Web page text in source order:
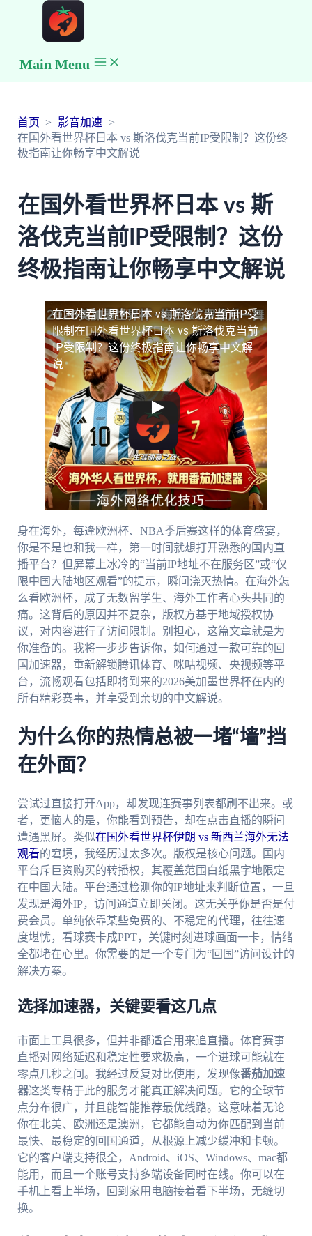
Main Menu
首页
影音加速
在国外看世界杯日本 vs 斯洛伐克当前IP受限制？这份终
极指南让你畅享中文解说
在国外看世界杯日本 vs 斯
洛伐克当前IP受限制？这份
终极指南让你畅享中文解说
在国外看世界杯日本 vs 斯洛伐克当前IP受
限制在国外看世界杯日本 vs 斯洛伐克当前
IP受限制？这份终极指南让你畅享中文解
说
身在海外，每逢欧洲杯、NBA季后赛这样的体育盛宴，
你是不是也和我一样，第一时间就想打开熟悉的国内直
播平台？但屏幕上冰冷的“当前IP地址不在服务区”或“仅
限中国大陆地区观看”的提示，瞬间浇灭热情。在海外怎
么看欧洲杯，成了无数留学生、海外工作者心头共同的
痛。这背后的原因并不复杂，版权方基于地域授权协
议，对内容进行了访问限制。别担心，这篇文章就是为
你准备的。我将一步步告诉你，如何通过一款可靠的回
国加速器，重新解锁腾讯体育、咪咕视频、央视频等平
台，流畅观看包括即将到来的2026美加墨世界杯在内的
所有精彩赛事，并享受到亲切的中文解说。
为什么你的热情总被一堵“墙”挡
在外面？
尝试过直接打开App，却发现连赛事列表都刷不出来。或
者，更恼人的是，你能看到预告，却在点击直播的瞬间
遭遇黑屏。类似在国外看世界杯伊朗 vs 新西兰海外无法
观看的窘境，我经历过太多次。版权是核心问题。国内
平台斥巨资购买的转播权，其覆盖范围白纸黑字地限定
在中国大陆。平台通过检测你的IP地址来判断位置，一旦
发现是海外IP，访问通道立即关闭。这无关乎你是否是付
费会员。单纯依靠某些免费的、不稳定的代理，往往速
度堪忧，看球赛卡成PPT，关键时刻进球画面一卡，情绪
全都堵在心里。你需要的是一个专门为“回国”访问设计的
解决方案。
选择加速器，关键要看这几点
市面上工具很多，但并非都适合用来追直播。体育赛事
直播对网络延迟和稳定性要求极高，一个进球可能就在
零点几秒之间。我经过反复对比使用，发现像番茄加速
器这类专精于此的服务才能真正解决问题。它的全球节
点分布很广，并且能智能推荐最优线路。这意味着无论
你在北美、欧洲还是澳洲，它都能自动为你匹配到当前
最快、最稳定的回国通道，从根源上减少缓冲和卡顿。
它的客户端支持很全，Android、iOS、Windows、mac都
能用，而且一个账号支持多端设备同时在线。你可以在
手机上看上半场，回到家用电脑接着看下半场，无缝切
换。